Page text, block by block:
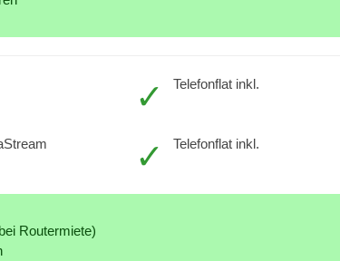
Telefonflat inkl.
Telefonflat inkl.
Routermiete)